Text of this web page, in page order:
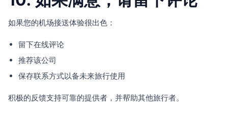
如果您的机场接送体验很出色：
留下在线评论
推荐该公司
保存联系方式以备未来旅行使用
积极的反馈支持可靠的提供者，并帮助其他旅行者。